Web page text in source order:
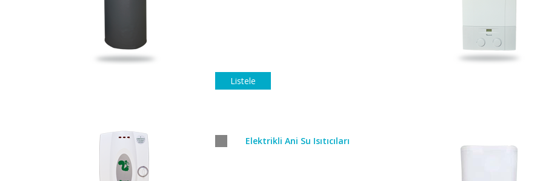
Listele
Elektrikli Ani Su Isıtıcıları